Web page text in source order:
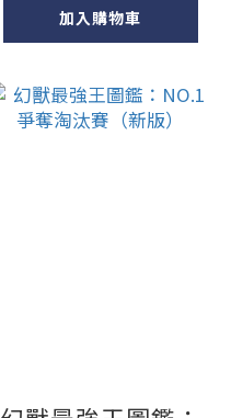
加入購物車